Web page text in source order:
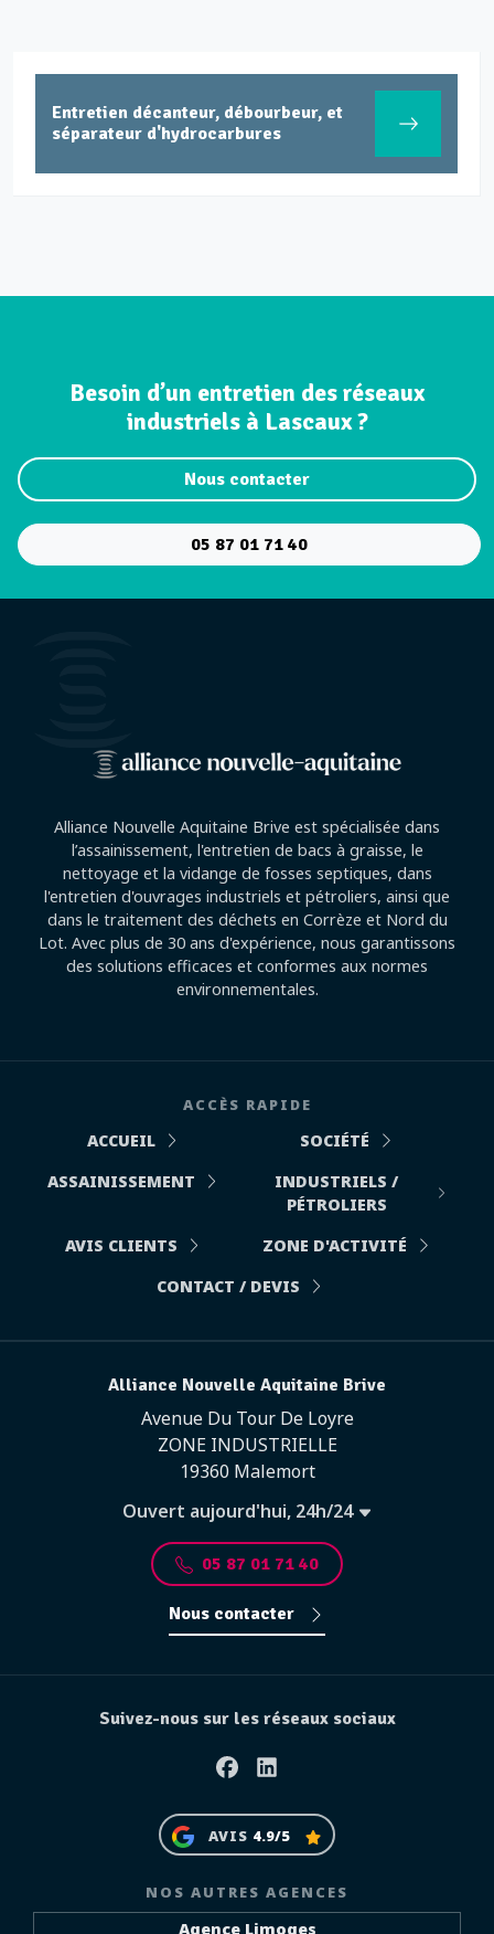
Entretien décanteur, débourbeur, et
séparateur d'hydrocarbures
Besoin d’un entretien des réseaux
industriels à Lascaux ?
Nous contacter
05 87 01 71 40
Alliance Nouvelle Aquitaine Brive est spécialisée dans
l’assainissement, l'entretien de bacs à graisse, le
nettoyage et la vidange de fosses septiques, dans
l'entretien d'ouvrages industriels et pétroliers, ainsi que
dans le traitement des déchets en Corrèze et Nord du
Lot. Avec plus de 30 ans d'expérience, nous garantissons
des solutions efficaces et conformes aux normes
environnementales.
ACCÈS RAPIDE
ACCUEIL
SOCIÉTÉ
ASSAINISSEMENT
INDUSTRIELS /
PÉTROLIERS
AVIS CLIENTS
ZONE D'ACTIVITÉ
CONTACT / DEVIS
Alliance Nouvelle Aquitaine Brive
Avenue Du Tour De Loyre
ZONE INDUSTRIELLE
19360 Malemort
Ouvert aujourd'hui, 24h/24
05 87 01 71 40
Nous contacter
Suivez-nous sur les réseaux sociaux
FacebookLinkedin
AVIS 4.9/5
NOS AUTRES AGENCES
Agence Limoges